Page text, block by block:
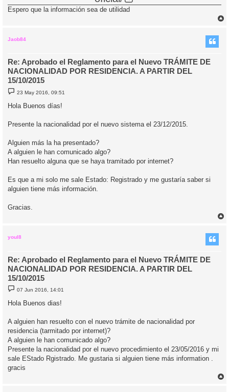
Espero que la información sea de utilidad
Jaob84
Re: Aprobado el Reglamento para el Nuevo TRÁMITE DE
NACIONALIDAD POR RESIDENCIA. A PARTIR DEL
15/10/2015
M
e
n
s
e
23 May 2016, 09:51
Hola Buenos días!
Presente la nacionalidad por el nuevo sistema el 23/12/2015.
Alguien más la ha presentado?
A alguien le han comunicado algo?
Han resuelto alguna que se haya tramitado por internet?
Es que a mi solo me sale Estado: Registrado y me gustaría saber si
alguien tiene más información.
Gracias.
youl8
Re: Aprobado el Reglamento para el Nuevo TRÁMITE DE
NACIONALIDAD POR RESIDENCIA. A PARTIR DEL
15/10/2015
M
n
s
e
07 Jun 2016, 14:01
Hola Buenos dias!
A alguien han resuelto con el nuevo trámite de nacionalidad por
residencia (tarmitado por internet)?
A alguien le han comunicado algo?
Presente la nacionalidad por el nuevo procedimiento el 23/05/2016 y mi
sale EStado Rgistrado. Me gustaria si alguien tiene más information .
gracis